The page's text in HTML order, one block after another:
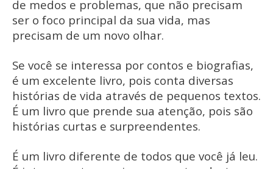
de medos e problemas, que não precisam
ser o foco principal da sua vida, mas
precisam de um novo olhar.
Se você se interessa por contos e biografias,
é um excelente livro, pois conta diversas
histórias de vida através de pequenos textos.
É um livro que prende sua atenção, pois são
histórias curtas e surpreendentes.
É um livro diferente de todos que você já leu.